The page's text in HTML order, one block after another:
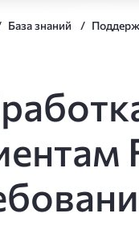
CLOзапуск сервера
Битрикс и сложных
Атлант
База знаний